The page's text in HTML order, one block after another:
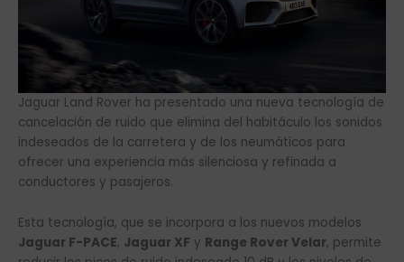
Jaguar Land Rover ha presentado una nueva tecnología de
cancelación de ruido que elimina del habitáculo los sonidos
indeseados de la carretera y de los neumáticos para
ofrecer una experiencia más silenciosa y refinada a
conductores y pasajeros.
Esta tecnología, que se incorpora a los nuevos modelos
Jaguar F-PACE, Jaguar XF y Range Rover Velar, permite